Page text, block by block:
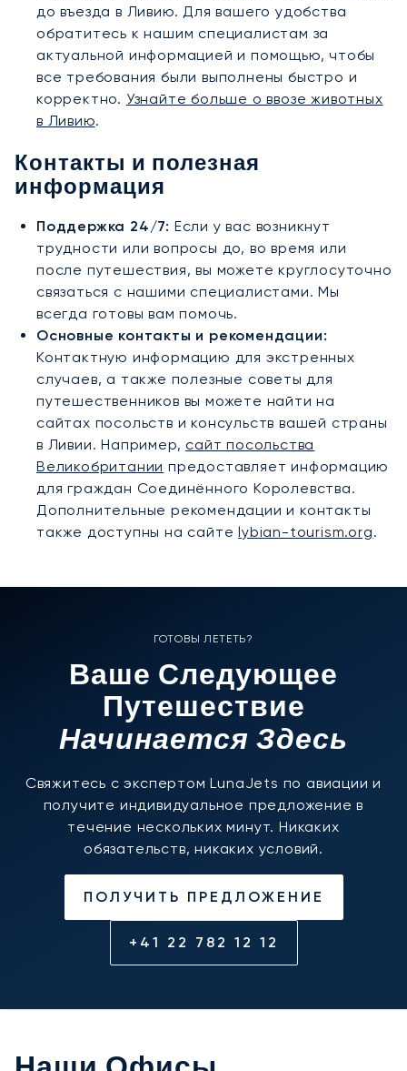
до въезда в Ливию. Для вашего удобства
обратитесь к нашим специалистам за
актуальной информацией и помощью, чтобы
все требования были выполнены быстро и
корректно. Узнайте больше о ввозе животных
в Ливию.
Контакты и полезная
информация
Поддержка 24/7: Если у вас возникнут
трудности или вопросы до, во время или
после путешествия, вы можете круглосуточно
связаться с нашими специалистами. Мы
всегда готовы вам помочь.
Основные контакты и рекомендации:
Контактную информацию для экстренных
случаев, а также полезные советы для
путешественников вы можете найти на
сайтах посольств и консульств вашей страны
в Ливии. Например, сайт посольства
Великобритании предоставляет информацию
для граждан Соединённого Королевства.
Дополнительные рекомендации и контакты
также доступны на сайтеlybian-tourism.org.
ГОТОВЫ ЛЕТЕТЬ?
Ваше Следующее
Путешествие
Начинается Здесь
Свяжитесь с экспертом LunaJets по авиации и
получите индивидуальное предложение в
течение нескольких минут. Никаких
обязательств, никаких условий.
ПОЛУЧИТЬ ПРЕДЛОЖЕНИЕ
+41 22 782 12 12